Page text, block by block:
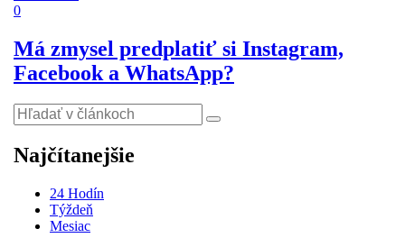
0
Má zmysel predplatiť si Instagram,
Facebook a WhatsApp?
Najčítanejšie
24 Hodín
Týždeň
Mesiac